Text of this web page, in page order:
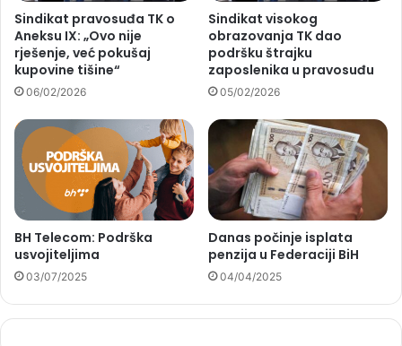
Sindikat pravosuđa TK o
Aneksu IX: „Ovo nije
rješenje, već pokušaj
kupovine tišine“
06/02/2026
Sindikat visokog
obrazovanja TK dao
podršku štrajku
zaposlenika u pravosuđu
05/02/2026
BH Telecom: Podrška
usvojiteljima
03/07/2025
Danas počinje isplata
penzija u Federaciji BiH
04/04/2025